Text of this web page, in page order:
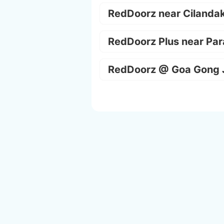
RedDoorz near
RedDoorz Plus near
RedDoorz @ Goa